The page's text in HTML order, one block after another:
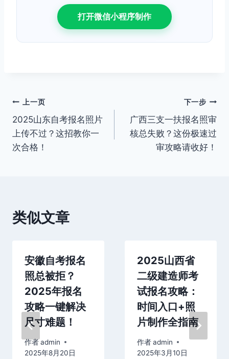
打开微信小程序制作
文
章
导
上一页
2025山东自考报名照片
上传不过？这招教你一
次合格！
下一步
广西三支一扶报名照审
核总失败？这份极速过
审攻略请收好！
类似文章
安徽自考报名
照总被拒？
2025年报名
攻略一键解决
尺寸难题！
作者admin
2025年8月20日
2025山西省
二级建造师考
试报名攻略：
时间入口+照
片制作全指南
作者admin
2025年3月10日